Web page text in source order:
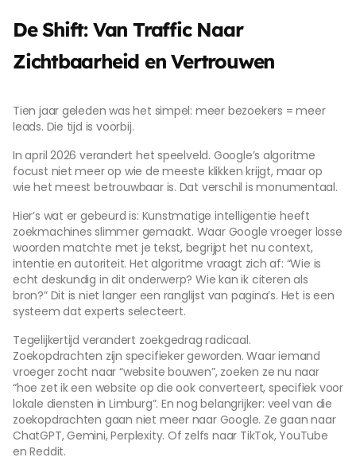
De Shift: Van Traffic Naar
Zichtbaarheid en Vertrouwen
Tien jaar geleden was het simpel: meer bezoekers = meer
leads. Die tijd is voorbij.
In april 2026 verandert het speelveld. Google’s algoritme
focust niet meer op wie de meeste klikken krijgt, maar op
wie het meest betrouwbaar is. Dat verschil is monumentaal.
Hier’s wat er gebeurd is: Kunstmatige intelligentie heeft
zoekmachines slimmer gemaakt. Waar Google vroeger losse
woorden matchte met je tekst, begrijpt het nu context,
intentie en autoriteit. Het algoritme vraagt zich af: “Wie is
echt deskundig in dit onderwerp? Wie kan ik citeren als
bron?” Dit is niet langer een ranglijst van pagina’s. Het is een
systeem dat experts selecteert.
Tegelijkertijd verandert zoekgedrag radicaal.
Zoekopdrachten zijn specifieker geworden. Waar iemand
vroeger zocht naar “website bouwen”, zoeken ze nu naar
“hoe zet ik een website op die ook converteert, specifiek voor
lokale diensten in Limburg”. En nog belangrijker: veel van die
zoekopdrachten gaan niet meer naar Google. Ze gaan naar
ChatGPT, Gemini, Perplexity. Of zelfs naar TikTok, YouTube
en Reddit.